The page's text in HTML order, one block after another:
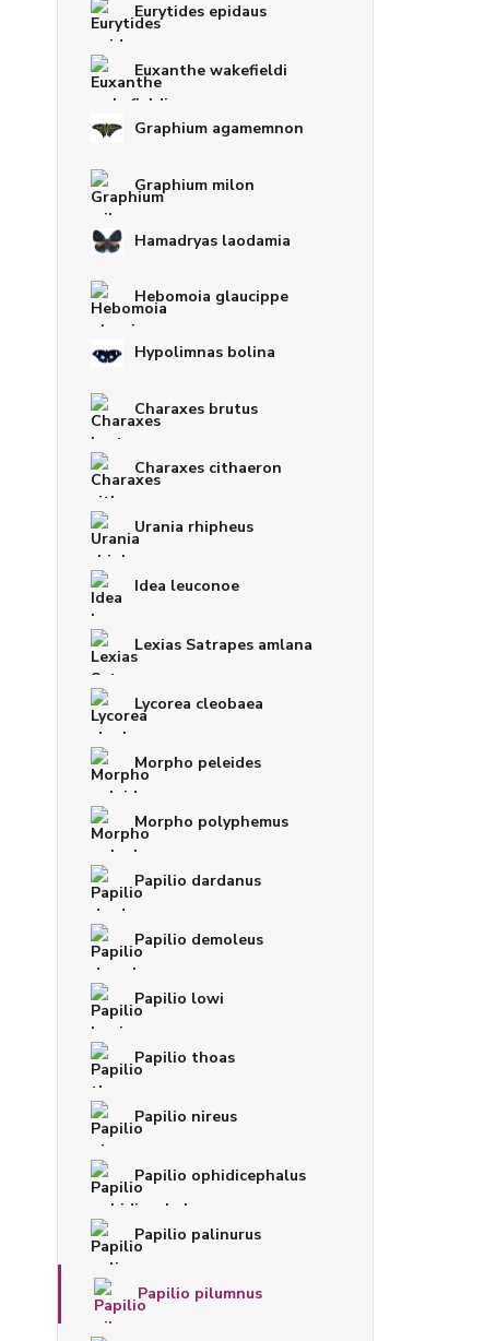
Eurytides epidaus
Euxanthe wakefieldi
Graphium agamemnon
Graphium milon
Hamadryas laodamia
Hebomoia glaucippe
Hypolimnas bolina
Charaxes brutus
Charaxes cithaeron
Urania rhipheus
Idea leuconoe
Lexias Satrapes amlana
Lycorea cleobaea
Morpho peleides
Morpho polyphemus
Papilio dardanus
Papilio demoleus
Papilio lowi
Papilio thoas
Papilio nireus
Papilio ophidicephalus
Papilio palinurus
Papilio pilumnus